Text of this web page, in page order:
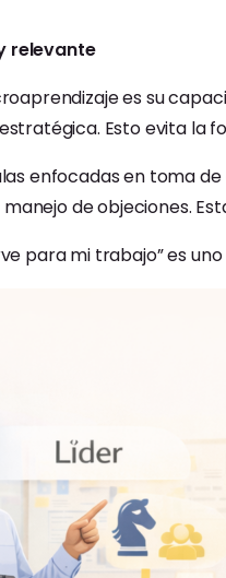
relevante
es su
Esto evita la
enfocadas en toma
de objeciones.
para mi trabajo” es